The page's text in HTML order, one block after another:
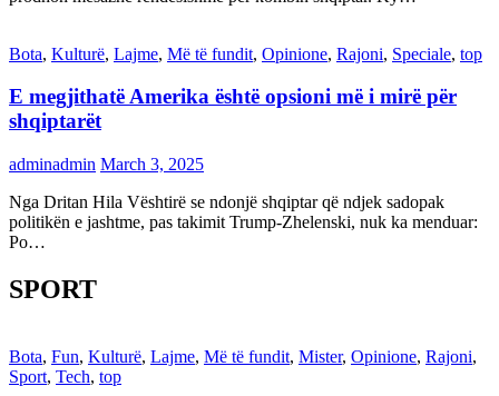
Bota, Kulturë, Lajme, Më të fundit, Opinione, Rajoni, Speciale, top
E megjithatë Amerika është opsioni më i mirë për
shqiptarët
adminadmin March 3, 2025
Nga Dritan Hila Vështirë se ndonjë shqiptar që ndjek sadopak
politikën e jashtme, pas takimit Trump-Zhelenski, nuk ka menduar:
Po…
SPORT
Bota, Fun, Kulturë, Lajme, Më të fundit, Mister, Opinione, Rajoni,
Sport, Tech, top